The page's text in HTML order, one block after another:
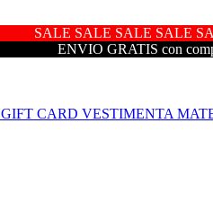
SALE SALE SALE SALE
ENVIO GRATIS con
GIFT CARD VESTIMENTA